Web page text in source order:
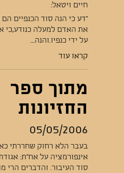
חיים ויטאל:
"דע כי הנה סוד הכנפיים
את האדם למעלה כנודע,כי
על ידי כנפיו.והנה...
קראו עוד
מתוך ספר
החזיונות
05/05/2006
בעבר הלא רחוק שחררתי
אינפורמציה על אח"ת:
סוד העיבור. והדברים הרי